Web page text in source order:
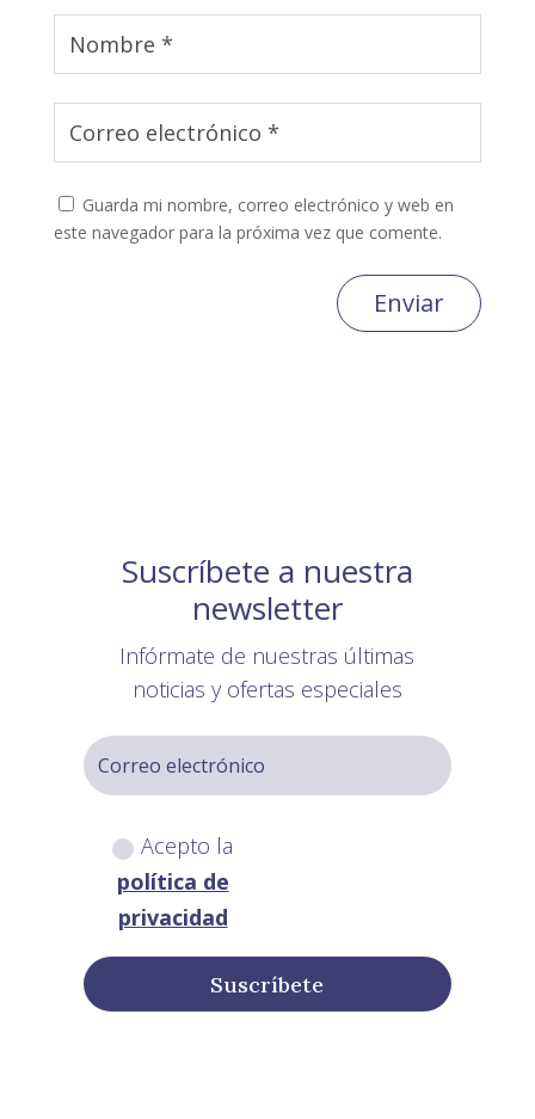
Guarda mi nombre, correo electrónico y web en
este navegador para la próxima vez que comente.
Enviar
Suscríbete a nuestra
newsletter
Infórmate de nuestras últimas
noticias y ofertas especiales
Acepto la
política de
privacidad
Suscríbete